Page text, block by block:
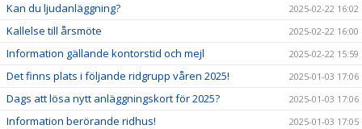
Kan du ljudanläggning? 2025-02-22 16:02
Kallelse till årsmöte 2025-02-22 16:00
Information gällande kontorstid och mejl 2025-02-22 15:59
Det finns plats i följande ridgrupp våren 2025! 2025-01-03 17:06
Dags att lösa nytt anläggningskort för 2025? 2025-01-03 17:06
Information berörande ridhus! 2025-01-03 17:05